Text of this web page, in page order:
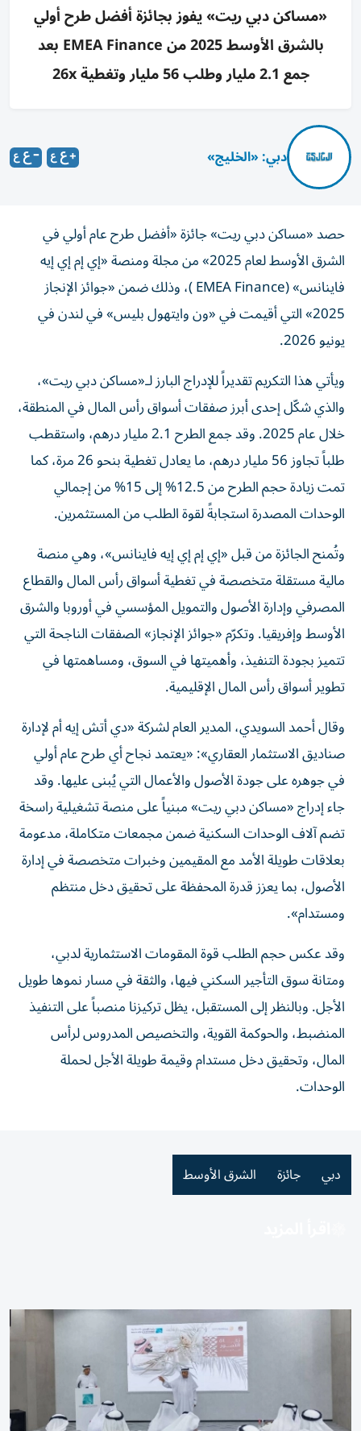
«مساكن دبي ريت» يفوز بجائزة أفضل طرح أولي
بالشرق الأوسط 2025 من EMEA Finance بعد
جمع 2.1 مليار وطلب 56 مليار وتغطية 26x
دبي: «الخليج»
حصد «مساكن دبي ريت» جائزة «أفضل طرح عام أولي في
الشرق الأوسط لعام 2025» من مجلة ومنصة «إي إم إي إيه
فاينانس» (EMEA Finance )، وذلك ضمن «جوائز الإنجاز
2025» التي أقيمت في «ون وايتهول بليس» في لندن في
يونيو 2026.
ويأتي هذا التكريم تقديراً للإدراج البارز لـ«مساكن دبي ريت»،
والذي شكّل إحدى أبرز صفقات أسواق رأس المال في المنطقة،
خلال عام 2025. وقد جمع الطرح 2.1 مليار درهم، واستقطب
طلباً تجاوز 56 مليار درهم، ما يعادل تغطية بنحو 26 مرة، كما
تمت زيادة حجم الطرح من 12.5% إلى 15% من إجمالي
الوحدات المصدرة استجابةً لقوة الطلب من المستثمرين.
وتُمنح الجائزة من قبل «إي إم إي إيه فاينانس»، وهي منصة
مالية مستقلة متخصصة في تغطية أسواق رأس المال والقطاع
المصرفي وإدارة الأصول والتمويل المؤسسي في أوروبا والشرق
الأوسط وإفريقيا. وتكرّم «جوائز الإنجاز» الصفقات الناجحة التي
تتميز بجودة التنفيذ، وأهميتها في السوق، ومساهمتها في
تطوير أسواق رأس المال الإقليمية.
وقال أحمد السويدي، المدير العام لشركة «دي أتش إيه أم لإدارة
صناديق الاستثمار العقاري»: «يعتمد نجاح أي طرح عام أولي
في جوهره على جودة الأصول والأعمال التي يُبنى عليها. وقد
جاء إدراج «مساكن دبي ريت» مبنياً على منصة تشغيلية راسخة
تضم آلاف الوحدات السكنية ضمن مجمعات متكاملة، مدعومة
بعلاقات طويلة الأمد مع المقيمين وخبرات متخصصة في إدارة
الأصول، بما يعزز قدرة المحفظة على تحقيق دخل منتظم
ومستدام».
وقد عكس حجم الطلب قوة المقومات الاستثمارية لدبي،
ومتانة سوق التأجير السكني فيها، والثقة في مسار نموها طويل
الأجل. وبالنظر إلى المستقبل، يظل تركيزنا منصباً على التنفيذ
المنضبط، والحوكمة القوية، والتخصيص المدروس لرأس
المال، وتحقيق دخل مستدام وقيمة طويلة الأجل لحملة
الوحدات.
دبي جائزة الشرق الأوسط